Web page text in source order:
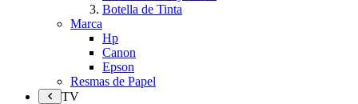
Botella de Tinta
Marca
Hp
Canon
Epson
Resmas de Papel
TV